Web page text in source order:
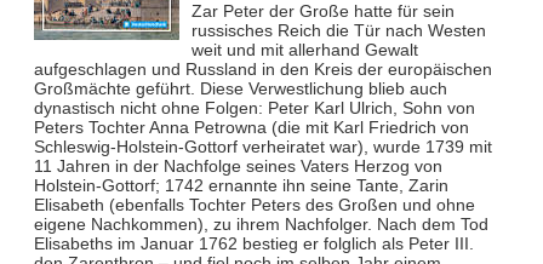
Zar Peter der Große hatte für sein
russisches Reich die Tür nach Westen
weit und mit allerhand Gewalt
aufgeschlagen und Russland in den Kreis der europäischen
Großmächte geführt. Diese Verwestlichung blieb auch
dynastisch nicht ohne Folgen: Peter Karl Ulrich, Sohn von
Peters Tochter Anna Petrowna (die mit Karl Friedrich von
Schleswig-Holstein-Gottorf verheiratet war), wurde 1739 mit
11 Jahren in der Nachfolge seines Vaters Herzog von
Holstein-Gottorf; 1742 ernannte ihn seine Tante, Zarin
Elisabeth (ebenfalls Tochter Peters des Großen und ohne
eigene Nachkommen), zu ihrem Nachfolger. Nach dem Tod
Elisabeths im Januar 1762 bestieg er folglich als Peter III.